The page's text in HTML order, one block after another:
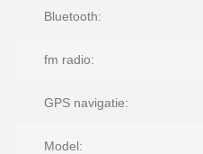
Bluetooth:
fm radio:
GPS navigatie:
Model: